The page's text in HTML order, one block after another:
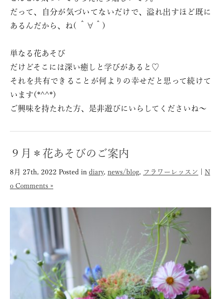
だって、自分が気づいてないだけで、溢れ出すほど既に
あるんだから、ね( ＾∀＾)
単なる花あそび
だけどそこには深い癒しと学びがあると♡
それを共有できることが何よりの幸せだと思って続けて
います(*^^*)
ご興味を持たれた方、是非遊びにいらしてくださいね〜
９月＊花あそびのご案内
8月 27th, 2022 Posted in diary, news/blog フラワーレッスン
N
o Comments »